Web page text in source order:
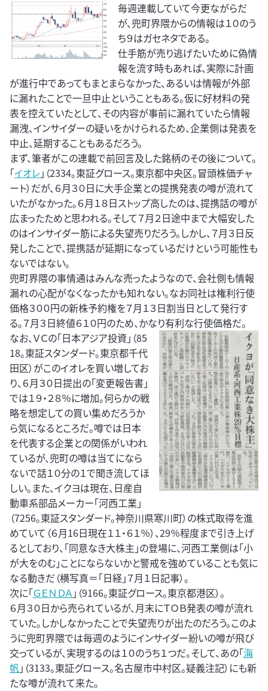
毎週連載していて今更ながらだ
が、兜町界隈からの情報は１０のう
ち９はガセネタである。
仕手筋が売り逃げたいために偽情
報を流す時もあれば、実際に計画
が進行中であってもまとまらなかった、あるいは情報が外部
に漏れたことで一旦中止ということもある。仮に好材料の発
表を控えていたとして、その内容が事前に漏れていたら情報
漏洩、インサイダーの疑いをかけられるため、企業側は発表を
中止、延期することもあるだろう。
まず、筆者がこの連載で前回言及した銘柄のその後について。
「イオレ」（2334。東証グロース。東京都中央区。冒頭株価チャ
ート）だが、６月３０日に大手企業との提携発表の噂が流れて
いたがなかった。６月１８日ストップ高したのは、提携話の噂が
広まったためと思われる。そして７月２日途中まで大幅安した
のはインサイダー筋による失望売りだろう。しかし、７月３日反
発したことで、提携話が延期になっているだけという可能性も
ないではない。
兜町界隈の事情通はみんな売ったようなので、会社側も情報
漏れの心配がなくなったかも知れない。なお同社は権利行使
価格３００円の新株予約権を７月１３日割当日として発行す
る。７月３日終値６１０円のため、かなり有利な行使価格だ。
なお、ＶＣの「日本アジア投資」（85
18。東証スタンダード。東京都千代
田区）がこのイオレを買い増してお
り、６月３０日提出の「変更報告書」
では１９・２８％に増加。何らかの戦
略を想定しての買い集めだろうか
ら気になるところだ。噂では日本
を代表する企業との関係がいわれ
ているが、兜町の噂は当てになら
ないで話１０分の１で聞き流してほ
しい。また、イクヨは現在、日産自
動車系部品メーカー「河西工業」
（7256。東証スタンダード。神奈川県寒川町）の株式取得を進
めていて（６月16日現在１１・６１％）、29％程度まで引き上げ
るとしており、「同意なき大株主」の登場に、河西工業側は「小
が大をのむ」ことにならないかと警戒を強めていることも気に
なる動きだ（横写真＝「日経」７月１日記事）。
次に「ＧＥＮＤＡ」（9166。東証グロース。東京都港区）。
６月３０日から売られているが、月末にＴＯＢ発表の噂が流れ
ていた。しかしなかったことで失望売りが出たのだろう。このよ
うに兜町界隈では毎週のようにインサイダー紛いの噂が飛び
交っているが、実現するのは１０のうち１つだ。そして、あの「海
帆」（3133。東証グロース。名古屋市中村区。疑義注記）にも新
たな噂が流れて来た。